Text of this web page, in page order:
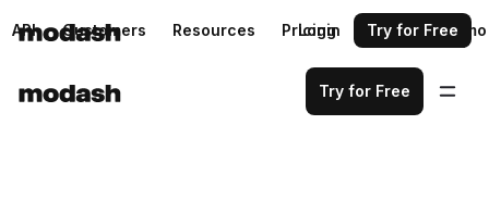
API Customers Resources Pricing Request a demo
Login Try for Free
Try for Free